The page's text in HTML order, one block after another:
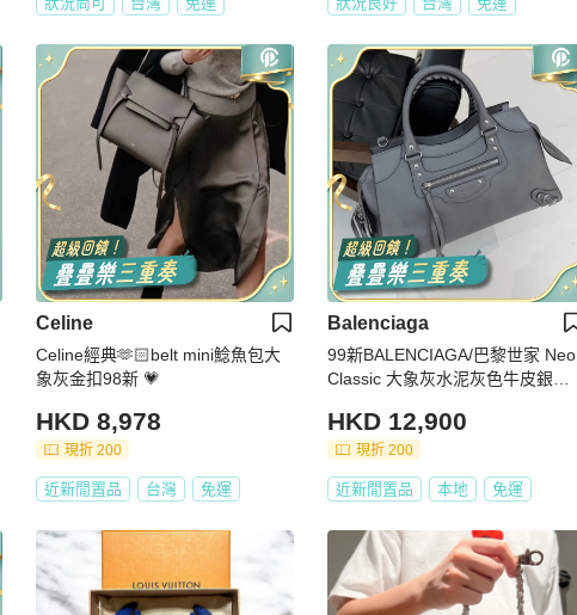
Celine
Celine經典🫶🏻belt mini鯰魚包大
象灰金扣98新 💗
HKD 8,978
現折 200
近新閒置品 台灣 免運
Balenciaga
99新BALENCIAGA/巴黎世家 Neo
Classic 大象灰水泥灰色牛皮銀五
HKD 12,900
現折 200
近新閒置品 本地 免運